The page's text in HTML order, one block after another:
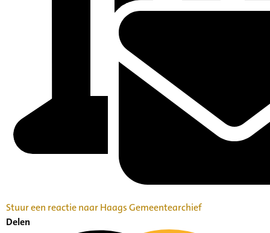
Stuur een reactie naar Haags Gemeentearchief
Delen